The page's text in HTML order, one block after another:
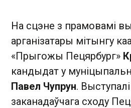
На сцэне з прамовамі
арганізатары мітынгу
«Прыгожы Пецярбург»
кандыдат у
Павел Чупрун.
заканадаўчага сходу